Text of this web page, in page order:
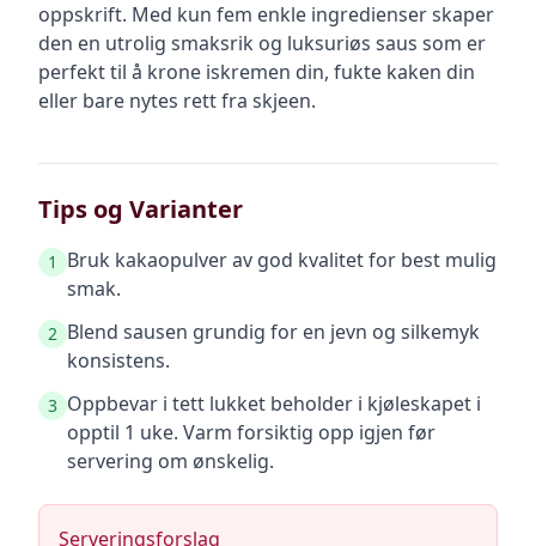
oppskrift. Med kun fem enkle ingredienser skaper
den en utrolig smaksrik og luksuriøs saus som er
perfekt til å krone iskremen din, fukte kaken din
eller bare nytes rett fra skjeen.
Tips og Varianter
1
Bruk kakaopulver av god kvalitet for best mulig
smak.
2 Blend sausen grundig for en jevn og silkemyk
konsistens.
3 Oppbevar i tett lukket beholder i kjøleskapet i
opptil 1 uke. Varm forsiktig opp igjen før
servering om ønskelig.
Serveringsforslag